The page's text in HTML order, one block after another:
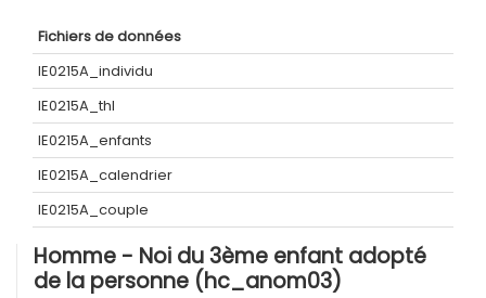
Fichiers de données
IE0215A_individu
IE0215A_thl
IE0215A_enfants
IE0215A_calendrier
IE0215A_couple
Homme - Noi du 3ème enfant adopté
de la personne (hc_anom03)